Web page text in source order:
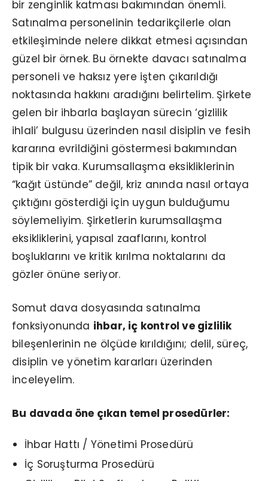
bir zenginlik katması bakımından önemli.
Satınalma personelinin tedarikçilerle olan
etkileşiminde nelere dikkat etmesi açısından
güzel bir örnek. Bu örnekte davacı satınalma
personeli ve haksız yere işten çıkarıldığı
noktasında hakkını aradığını belirtelim. Şirkete
gelen bir ihbarla başlayan sürecin ‘gizlilik
ihlali’ bulgusu üzerinden nasıl disiplin ve fesih
kararına evrildiğini göstermesi bakımından
tipik bir vaka. Kurumsallaşma eksikliklerinin
“kağıt üstünde” değil, kriz anında nasıl ortaya
çıktığını gösterdiği için uygun bulduğumu
söylemeliyim. Şirketlerin kurumsallaşma
eksikliklerini, yapısal zaaflarını, kontrol
boşluklarını ve kritik kırılma noktalarını da
gözler önüne seriyor.
Somut dava dosyasında satınalma
fonksiyonunda ihbar, iç kontrol ve gizlilik
bileşenlerinin ne ölçüde kırıldığını; delil, süreç,
disiplin ve yönetim kararları üzerinden
inceleyelim.
Bu davada öne çıkan temel prosedürler:
İhbar Hattı / Yönetimi Prosedürü
İç Soruşturma Prosedürü